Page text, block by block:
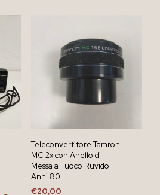
Teleconvertitore Tamron
MC 2x con Anello di
Messa a Fuoco Ruvido
Anni 80
€20,00